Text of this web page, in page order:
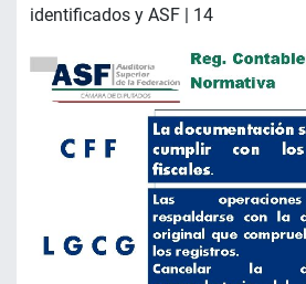
identificados y ASF | 14